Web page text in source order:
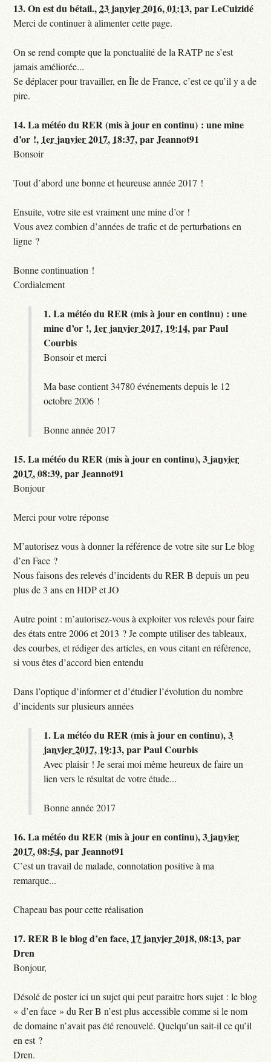
13.On est du bétail.,23 janvier 2016, 01:13,parLeCuizidé
Merci de continuer à alimenter cette page.
On se rend compte que la ponctualité de la RATP ne s’est
jamais améliorée...
Se déplacer pour travailler, en Île de France, c’est ce qu’il y a de
pire.
14.La météo du RER (mis à jour en continu) : une mine
d’or !, 1er janvier 2017, 18:37,parJeannot91
Bonsoir
Tout d’abord une bonne et heureuse année 2017 !
Ensuite, votre site est vraiment une mine d’or !
Vous avez combien d’années de trafic et de perturbations en
ligne ?
Bonne continuation !
Cordialement
1.La météo du RER (mis à jour en continu) : une
mine d’or !, 1er janvier 2017, 19:14,parPaul
Courbis
Bonsoir et merci
Ma base contient 34780 événements depuis le 12
octobre 2006 !
Bonne année 2017
15.La météo du RER (mis à jour en continu),3 janvier
2017, 08:39,parJeannot91
Bonjour
Merci pour votre réponse
M’autorisez vous à donner la référence de votre site sur Le blog
d’en Face ?
Nous faisons des relevés d’incidents du RER B depuis un peu
plus de 3 ans en HDP et JO
Autre point : m’autorisez-vous à exploiter vos relevés pour faire
des états entre 2006 et 2013 ? Je compte utiliser des tableaux,
des courbes, et rédiger des articles, en vous citant en référence,
si vous êtes d’accord bien entendu
Dans l’optique d’informer et d’étudier l’évolution du nombre
d’incidents sur plusieurs années
1.La météo du RER (mis à jour en continu),3
janvier 2017, 19:13,parPaul Courbis
Avec plaisir ! Je serai moi même heureux de faire un
lien vers le résultat de votre étude...
Bonne année 2017
16.La météo du RER (mis à jour en continu),3 janvier
2017, 08:54,parJeannot91
C’est un travail de malade, connotation positive à ma
remarque...
Chapeau bas pour cette réalisation
17.RER B le blog d’en face, 17 janvier 2018, 08:13,par
Dren
Bonjour,
Désolé de poster ici un sujet qui peut paraitre hors sujet : le blog
« d’en face » du Rer B n’est plus accessible comme si le nom
de domaine n’avait pas été renouvelé. Quelqu’un sait-il ce qu’il
en est ?
Dren.